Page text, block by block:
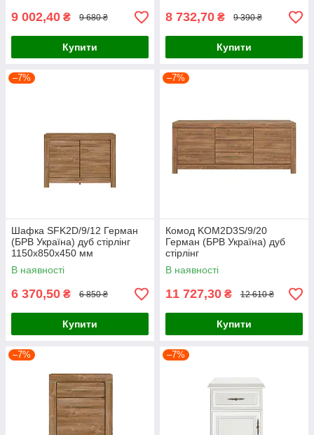
9 002,40 ₴ 9 680 ₴
Купити
8 732,70 ₴ 9 390 ₴
Купити
–7%
Шафка SFK2D/9/12 Герман
(БРВ Україна) дуб стірлінг
1150х850х450 мм
В наявності
6 370,50 ₴ 6 850 ₴
Купити
–7%
Комод KOM2D3S/9/20
Герман (БРВ Україна) дуб
стірлінг
В наявності
11 727,30 ₴ 12 610 ₴
Купити
–7% –7%